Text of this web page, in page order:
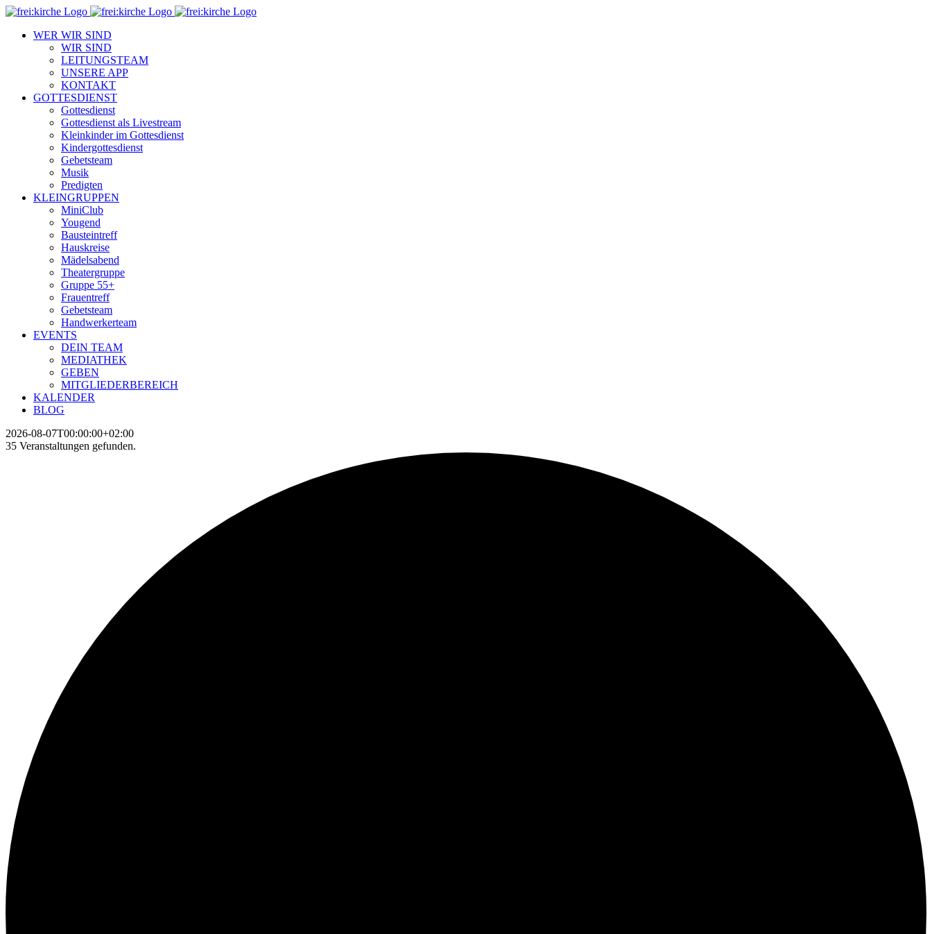
Zum
springenWER WIR SIND
WIR SIND
LEITUNGSTEAM
UNSERE APP
KONTAKT
GOTTESDIENST
Gottesdienst
Gottesdienst als Livestream
Kleinkinder im Gottesdienst
Kindergottesdienst
Gebetsteam
Musik
Predigten
KLEINGRUPPEN
MiniClub
Yougend
Bausteintreff
Hauskreise
Mädelsabend
Theatergruppe
Gruppe 55+
Frauentreff
Gebetsteam
Handwerkerteam
EVENTS
DEIN TEAM
MEDIATHEK
GEBEN
MITGLIEDERBEREICH
KALENDER
BLOG
2026-08-07T00:00:00+02:00
35 Veranstaltungen gefunden.